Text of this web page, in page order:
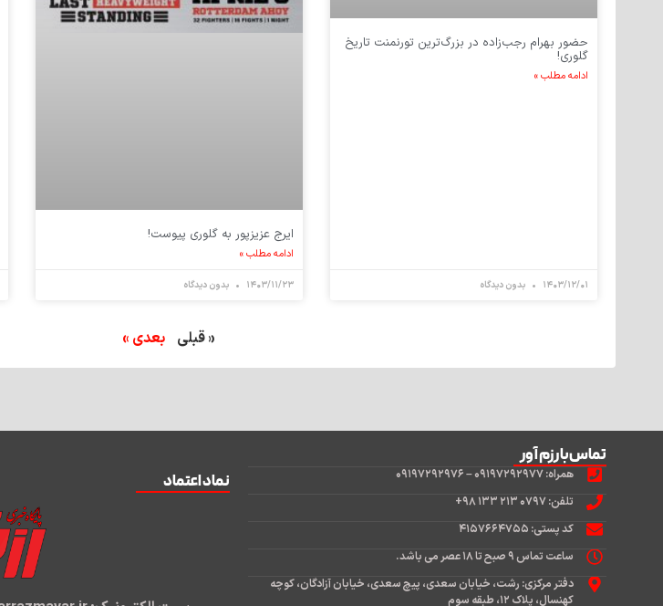
حضور بهرام رجب‌زاده در بزرگ‌ترین تورنمنت تاریخ
گلوری!
ادامه مطلب »
۱۴۰۳/۱۲/۰۱ بدون دیدگاه
ایرج عزیزپور به گلوری پیوست!
ادامه مطلب »
۱۴۰۳/۱۱/۲۳ بدون دیدگاه
« قبلی بعدی »
تماس‌با رزم آور
همراه: ۰۹۱۹۷۲۹۲۹۷۷ – ۰۹۱۹۷۲۹۲۹۷۶
تلفن: ۰۷۹۷ ۲۱۳ ۱۳۳ ۹۸+
کد پستی: ۴۱۵۷۶۶۴۷۵۵
ساعت تماس ۹ صبح تا ۱۸ عصر می باشد.
دفتر مرکزی: رشت، خیابان سعدی، پیچ سعدی، خیابان آزادگان، کوچه
کهنسال، پلاک ۱۲، طبقه سوم
نماد اعتماد